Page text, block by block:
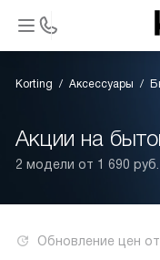
Korting Аксессуары
Акции на
2 модели от 1 690 руб.
Обновление цен от